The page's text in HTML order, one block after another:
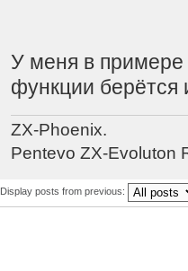
У меня в примере
функции берётся
ZX-Phoenix.
Pentevo ZX-Evoluton
Display posts from previous: